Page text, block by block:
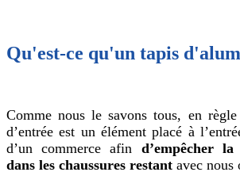
Qu'est-ce qu'un tapis
Comme nous le savons tous, en
d’entrée est un élément placé à
d’un commerce afin d’empêcher
dans les chaussures restant avec nous